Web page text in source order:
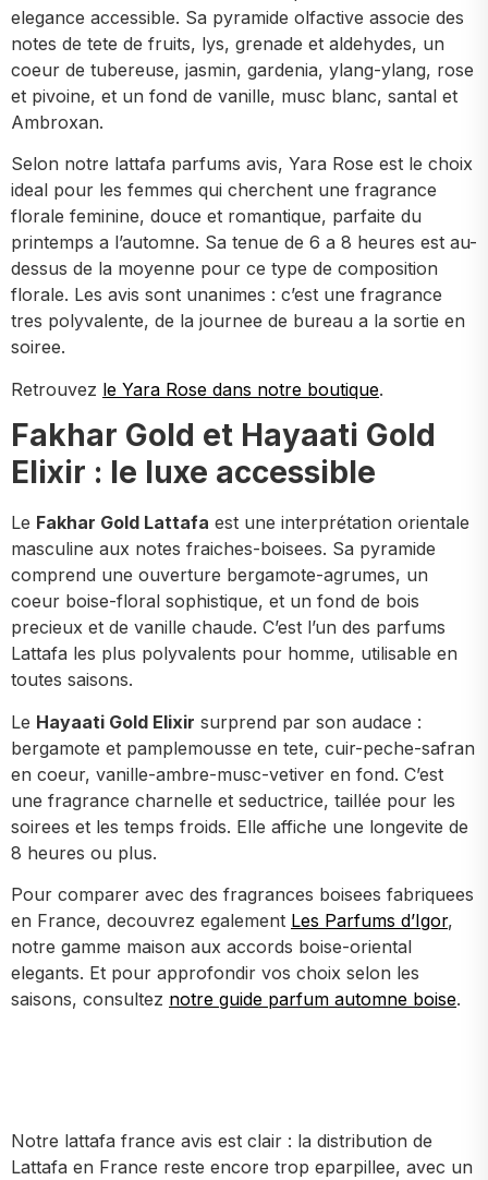
elegance accessible. Sa pyramide olfactive associe des
notes de tete de fruits, lys, grenade et aldehydes, un
coeur de tubereuse, jasmin, gardenia, ylang-ylang, rose
et pivoine, et un fond de vanille, musc blanc, santal et
Ambroxan.
Selon notre lattafa parfums avis, Yara Rose est le choix
ideal pour les femmes qui cherchent une fragrance
florale feminine, douce et romantique, parfaite du
printemps a l’automne. Sa tenue de 6 a 8 heures est au-
dessus de la moyenne pour ce type de composition
florale. Les avis sont unanimes : c’est une fragrance
tres polyvalente, de la journee de bureau a la sortie en
soiree.
Retrouvez le Yara Rose dans notre boutique.
Fakhar Gold et Hayaati Gold
Elixir : le luxe accessible
Le Fakhar Gold Lattafa est une interprétation orientale
masculine aux notes fraiches-boisees. Sa pyramide
comprend une ouverture bergamote-agrumes, un
coeur boise-floral sophistique, et un fond de bois
precieux et de vanille chaude. C’est l’un des parfums
Lattafa les plus polyvalents pour homme, utilisable en
toutes saisons.
Le Hayaati Gold Elixir surprend par son audace :
bergamote et pamplemousse en tete, cuir-peche-safran
en coeur, vanille-ambre-musc-vetiver en fond. C’est
une fragrance charnelle et seductrice, taillée pour les
soirees et les temps froids. Elle affiche une longevite de
8 heures ou plus.
Pour comparer avec des fragrances boisees fabriquees
en France, decouvrez egalement Les Parfums d’Igor,
notre gamme maison aux accords boise-oriental
elegants. Et pour approfondir vos choix selon les
saisons, consultez notre guide parfum automne boise.
Notre lattafa france avis est clair : la distribution de
Lattafa en France reste encore trop eparpillee, avec un